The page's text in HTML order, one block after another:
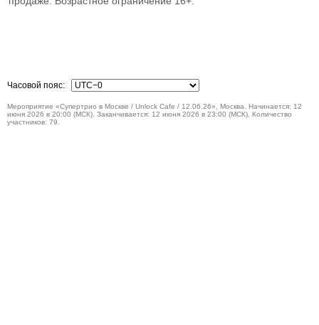
Часовой пояс:
Мероприятие «Супертрио в Москве / Unlock Cafe / 12.06.26», Москва. Начинается: 12
июня 2026 в 20:00 (МСК). Заканчивается: 12 июня 2026 в 23:00 (МСК). Количество
участников: 79.